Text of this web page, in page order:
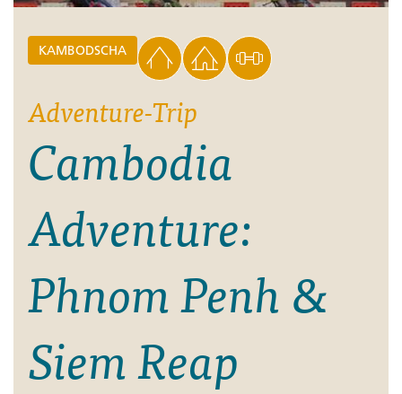
KAMBODSCHA
Adventure-Trip
Cambodia
Adventure:
Phnom Penh &
Siem Reap